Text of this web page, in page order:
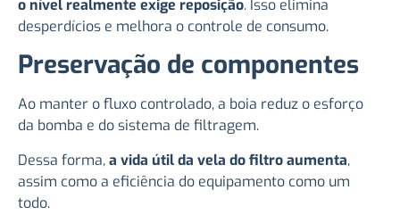
o nível realmente exige reposição. Isso elimina
desperdícios e melhora o controle de consumo.
Preservação de componentes
Ao manter o fluxo controlado, a boia reduz o esforço
da bomba e do sistema de filtragem.
Dessa forma,a vida útil da vela do filtro aumenta,
assim como a eficiência do equipamento como um
todo.